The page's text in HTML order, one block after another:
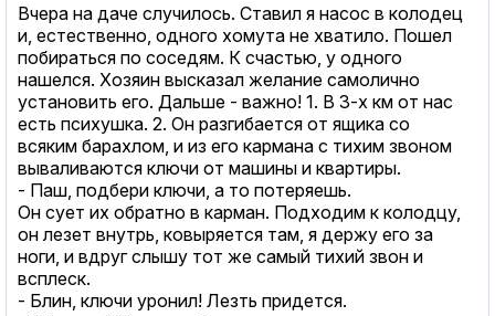
Вчера на даче случилось. Ставил я насос в колодец
и, естественно, одного хомута не хватило. Пошел
побираться по соседям. К счастью, у одного
нашелся. Хозяин высказал желание самолично
установить его. Дальше - важно! 1. В 3-х км от нас
есть психушка. 2. Он разгибается от ящика со
всяким барахлом, и из его кармана с тихим звоном
вываливаются ключи от машины и квартиры.
- Паш, подбери ключи, а то потеряешь.
Он сует их обратно в карман. Подходим к колодцу,
он лезет внутрь, ковыряется там, я держу его за
ноги, и вдруг слышу тот же самый тихий звон и
всплеск.
- Блин, ключи уронил! Лезть придется.